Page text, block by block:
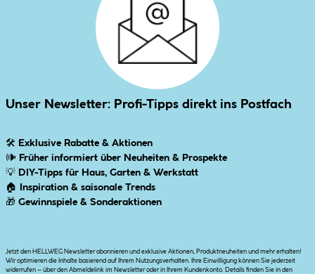
Unser Newsletter: Profi-Tipps direkt ins Postfach
🛠 Exklusive Rabatte & Aktionen
🕪 Früher informiert über Neuheiten & Prospekte
💡 DIY-Tipps für Haus, Garten & Werkstatt
🏠
Inspiration & saisonale Trends
🎁 Gewinnspiele & Sonderaktionen
Jetzt den HELLWEG Newsletter abonnieren und exklusive Aktionen, Produktneuheiten und mehr erhalten!
Wir optimieren die Inhalte basierend auf Ihrem Nutzungsverhalten. Ihre Einwilligung können Sie jederzeit
widerrufen – über den Abmeldelink im Newsletter oder in Ihrem Kundenkonto. Details finden Sie in den